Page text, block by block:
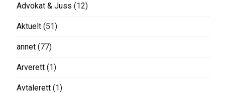
Advokat & Juss (12)
Aktuelt (51)
annet (77)
Arverett (1)
Avtalerett (1)